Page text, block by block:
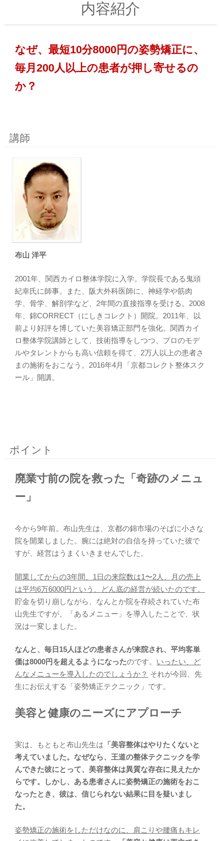
内容紹介
なぜ、最短10分8000円の姿勢矯正に、
毎月200人以上の患者が押し寄せるの
か？
講師
布山 洋平
2001年、関西カイロ整体学院に入学。学院長である鬼頭
紀幸氏に師事。また、阪大外科医師に、神経学や筋肉
学、骨学、解剖学など、2年間の直接指導を受ける。2008
年、錦CORRECT（にしきコレクト）開院。2011年、以
前より好評を博していた美容矯正部門を強化。関西カイ
ロ整体学院講師として、技術指導をしつつ、プロのモデ
ルやタレントからも高い信頼を得て、2万人以上の患者さ
まの施術をおこなう。2016年4月「京都コレクト整体スク
ール」開講。
ポイント
廃業寸前の院を救った「奇跡のメニュ
ー」
今から9年前。布山先生は、京都の錦市場のそばに小さな
院を開業しました。腕には絶対の自信を持っていた彼で
すが、経営はうまくいきませんでした。
開業してからの3年間、1日の来院数は1〜2人、月の売上
は平均6万6000円という、どん底の経営が続いたのです。
貯金を切り崩しながら、なんとか院を存続されていた布
山先生ですが、「あるメニュー」を導入したことで、状
況は一変しました。
なんと、毎日15人ほどの患者さんが来院され、平均客単
価は8000円を超えるようになったのです。 いったい、ど
んなメニューを導入したのでしょうか？ それが今回、先
生にお伝えする「姿勢矯正テクニック」です。
美容と健康のニーズにアプローチ
実は、もともと布山先生は 「美容整体はやりたくないと
考えていました。なぜなら、王道の整体テクニックを学
んできた彼にとって、美容整体は異質な存在に見えたか
らです。しかし、ある患者さんに姿勢矯正の施術をおこ
なったとき、彼は、信じられない結果に目を疑いまし
た。
姿勢矯正の施術をしただけなのに、肩こりや腰痛もキレ